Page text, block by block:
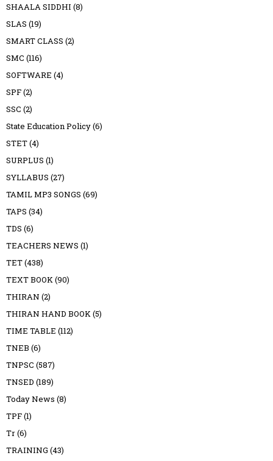
SHAALA SIDDHI (8)
SLAS (19)
SMART CLASS (2)
SMC (116)
SOFTWARE (4)
SPF(2)
SSC (2)
State Education Policy(6)
STET(4)
SURPLUS (1)
SYLLABUS (27)
TAMIL MP3 SONGS (69)
TAPS (34)
TDS (6)
TEACHERS NEWS (1)
TET(438)
TEXT BOOK(90)
THIRAN (2)
THIRAN HAND BOOK(5)
TIME TABLE (112)
TNEB (6)
TNPSC (587)
TNSED (189)
Today News (8)
TPF(1)
Tr(6)
TRAINING (43)